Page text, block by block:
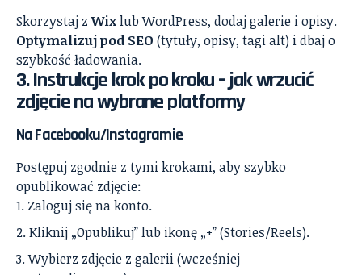
Skorzystaj zWixlub WordPress, dodaj galerie i opisy.
Optymalizuj pod SEO (tytuły, opisy, tagi alt) i dbaj o
szybkość ładowania.
3. Instrukcje krok po kroku – jak wrzucić
zdjęcie na wybrane platformy
Na Facebooku/Instagramie
Postępuj zgodnie z tymi krokami, aby szybko
opublikować zdjęcie:
Zaloguj się na konto.
Kliknij „Opublikuj” lub ikonę „+” (Stories/Reels).
Wybierz zdjęcie z galerii (wcześniej